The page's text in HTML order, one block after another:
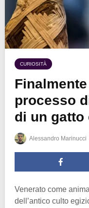
CURIOSITÀ
processo
di un gatto
Alessandro Marinucci
Venerato come
dell’antico culto